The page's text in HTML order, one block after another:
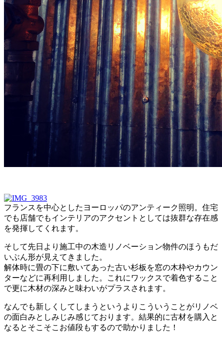
フランスを中心としたヨーロッパのアンティーク照明。住宅
でも店舗でもインテリアのアクセントとしては抜群な存在感
を発揮してくれます。
そして先日より施工中の木造リノベーション物件のほうもだ
いぶん形が見えてきました。
解体時に畳の下に敷いてあった古い杉板を窓の木枠やカウン
ターなどに再利用しました。これにワックスで着色すること
で更に木材の深みと味わいがプラスされます。
なんでも新しくしてしまうというよりこういうことがリノベ
の面白みとしみじみ感じております。結果的に古材を購入と
なるとそこそこお値段もするので助かりました！